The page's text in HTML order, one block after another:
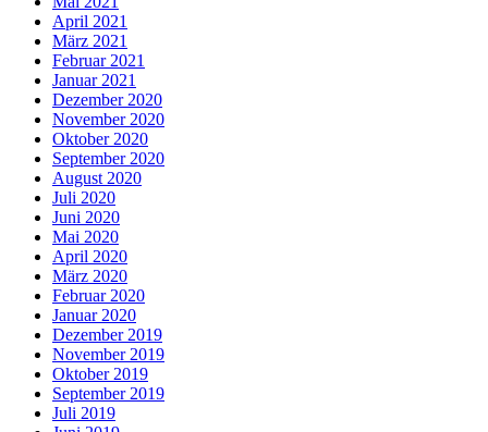
April 2021
März 2021
Februar 2021
Januar 2021
Dezember 2020
November 2020
Oktober 2020
September 2020
August 2020
Juli 2020
Juni 2020
Mai 2020
April 2020
März 2020
Februar 2020
Januar 2020
Dezember 2019
November 2019
Oktober 2019
September 2019
Juli 2019